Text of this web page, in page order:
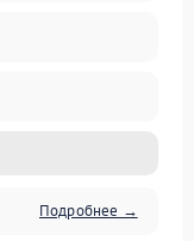
Подробнее →